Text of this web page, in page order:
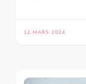
12 MARS 2024